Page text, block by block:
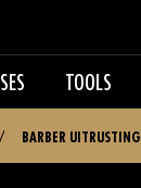
TOOLS
/ BARBER UITRUSTING